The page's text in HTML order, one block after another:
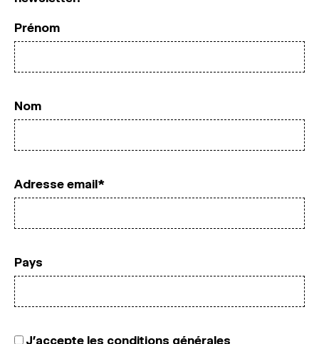
MAGAZINE
ESPACES DE PRATIQUE ARTISTIQUE
Recherche
Prénom
Nom
Adresse email*
Pays
J’accepte les conditions générales